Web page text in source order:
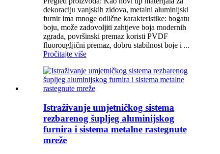
dekoraciju vanjskih zidova, metalni aluminijski
furnir ima mnoge odlične karakteristike: bogatu
boju, može zadovoljiti zahtjeve boja modernih
zgrada, površinski premaz koristi PVDF
fluorougljični premaz, dobru stabilnost boje i ...
Pročitajte više
Istraživanje umjetničkog sistema
rezbarenog šupljeg aluminijskog
furnira i sistema metalne rastegnute
mreže